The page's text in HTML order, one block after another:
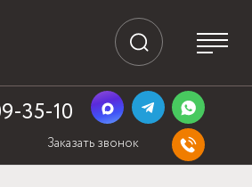
35-10
Заказать звонок